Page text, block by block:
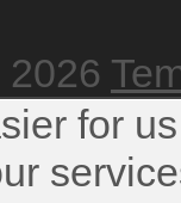
2026
for